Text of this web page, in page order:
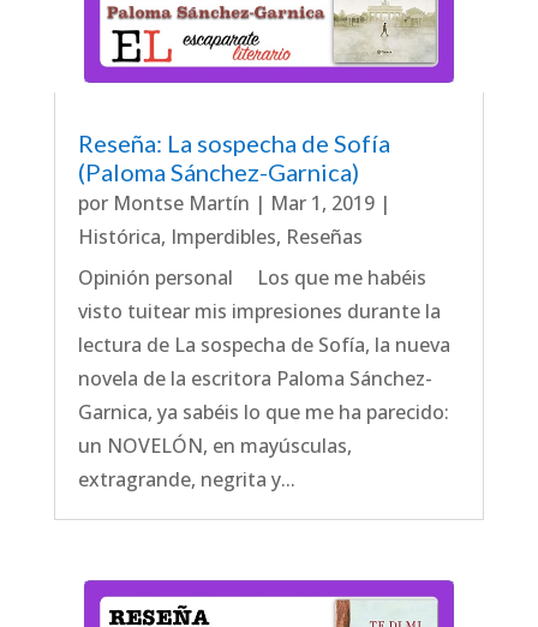
Reseña: La sospecha de Sofía
(Paloma Sánchez-Garnica)
por Montse Martín | Mar 1, 2019|
Histórica, Imperdibles, Reseñas
Opinión personal Los que me habéis
visto tuitear mis impresiones durante la
lectura de La sospecha de Sofía, la nueva
novela de la escritora Paloma Sánchez-
Garnica, ya sabéis lo que me ha parecido:
un NOVELÓN, en mayúsculas,
extragrande, negrita y...